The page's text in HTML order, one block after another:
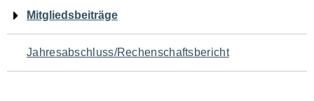
Mitgliedsbeiträge
Jahresabschluss/Rechenschaftsbericht